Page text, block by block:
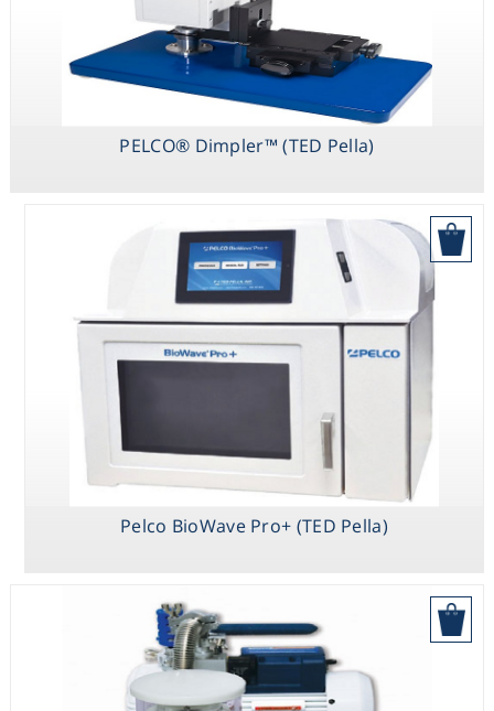
PELCO® Dimpler™ (TED Pella)
Pelco BioWave Pro+ (TED Pella)